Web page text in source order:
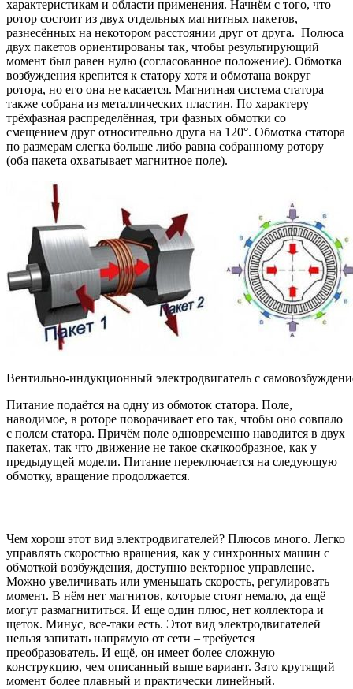
характеристикам и области применения. Начнём с того, что
ротор состоит из двух отдельных магнитных пакетов,
разнесённых на некотором расстоянии друг от друга. Полюса
двух пакетов ориентированы так, чтобы результирующий
момент был равен нулю (согласованное положение). Обмотка
возбуждения крепится к статору хотя и обмотана вокруг
ротора, но его она не касается. Магнитная система статора
также собрана из металлических пластин. По характеру
трёхфазная распределённая, три фазных обмотки со
смещением друг относительно друга на 120°. Обмотка статора
по размерам слегка больше либо равна собранному ротору
(оба пакета охватывает магнитное поле).
Вентильно-индукционный электродвигатель с
Питание подаётся на одну из обмоток статора. Поле,
наводимое, в роторе поворачивает его так, чтобы оно совпало
с полем статора. Причём поле одновременно наводится в двух
пакетах, так что движение не такое скачкообразное, как у
предыдущей модели. Питание переключается на следующую
обмотку, вращение продолжается.
Чем хорош этот вид электродвигателей? Плюсов много. Легко
управлять скоростью вращения, как у синхронных машин с
обмоткой возбуждения, доступно векторное управление.
Можно увеличивать или уменьшать скорость, регулировать
момент. В нём нет магнитов, которые стоят немало, да ещё
могут размагнититься. И еще один плюс, нет коллектора и
щеток. Минус, все-таки есть. Этот вид электродвигателей
нельзя запитать напрямую от сети – требуется
преобразователь. И ещё, он имеет более сложную
конструкцию, чем описанный выше вариант. Зато крутящий
момент более плавный и практически линейный.